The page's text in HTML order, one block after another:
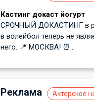
Кастинг докаст йогурт
СРОЧНЫЙ ДОКАСТИНГ в
в волейбол теперь не
него. 📍 МОСКВА! ⏰...
Реклама Актёрское